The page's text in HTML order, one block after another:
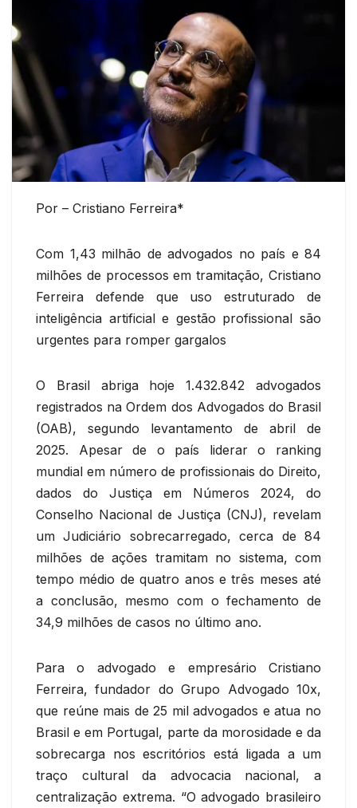
Por – Cristiano Ferreira*
Com 1,43 milhão de advogados no país e 84
milhões de processos em tramitação, Cristiano
Ferreira defende que uso estruturado de
inteligência artificial e gestão profissional são
urgentes para romper gargalos
O Brasil abriga hoje 1.432.842 advogados
registrados na Ordem dos Advogados do Brasil
(OAB), segundo levantamento de abril de
2025. Apesar de o país liderar o ranking
mundial em número de profissionais do Direito,
dados do Justiça em Números 2024, do
Conselho Nacional de Justiça (CNJ), revelam
um Judiciário sobrecarregado, cerca de 84
milhões de ações tramitam no sistema, com
tempo médio de quatro anos e três meses até
a conclusão, mesmo com o fechamento de
34,9 milhões de casos no último ano.
Para o advogado e empresário Cristiano
Ferreira, fundador do Grupo Advogado 10x,
que reúne mais de 25 mil advogados e atua no
Brasil e em Portugal, parte da morosidade e da
sobrecarga nos escritórios está ligada a um
traço cultural da advocacia nacional, a
centralização extrema. “O advogado brasileiro